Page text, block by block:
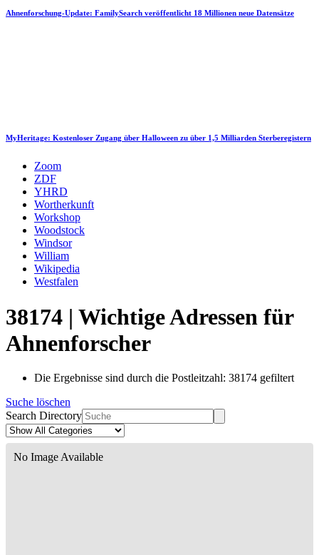
Ahnenforschung-Update: FamilySearch veröffentlicht 18 Millionen neue Datensätze
MyHeritage: Kostenloser Zugang über Halloween zu über 1,5 Milliarden Sterberegistern
Zoom
ZDF
YHRD
Wortherkunft
Workshop
Woodstock
Windsor
William
Wikipedia
Westfalen
38174 | Wichtige Adressen für
Ahnenforscher
Die Ergebnisse sind durch die Postleitzahl: 38174 gefiltert
Suche löschen
Search Directory
No Image Available